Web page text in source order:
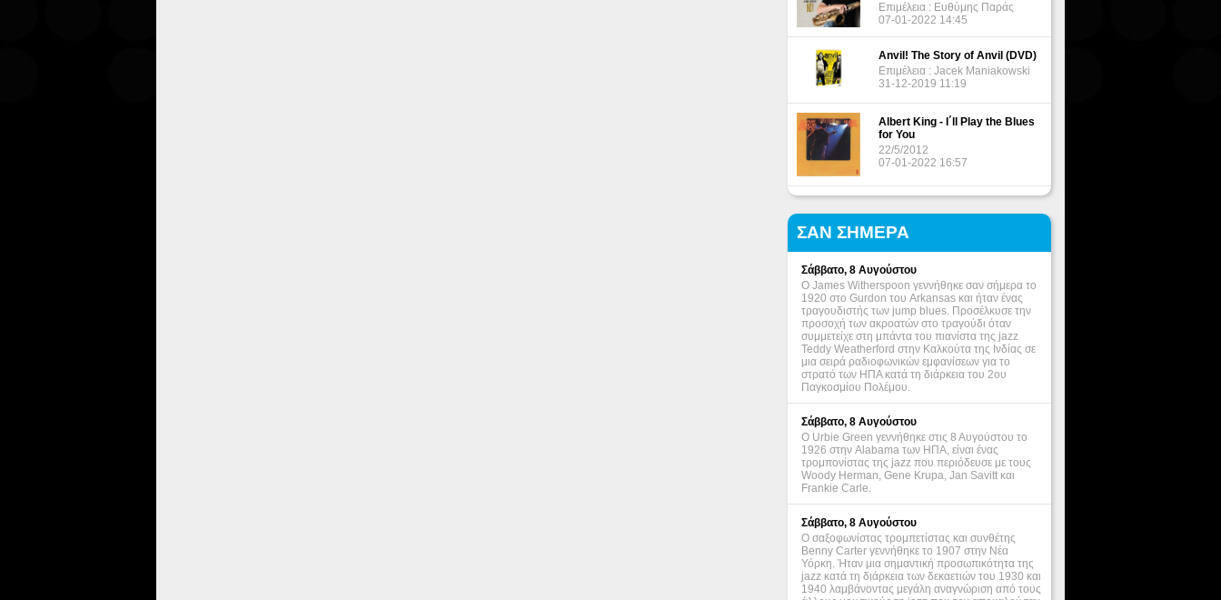
Επιμέλεια : Ευθύμης Παράς
07-01-2022 14:45
Anvil! The Story of Anvil (DVD)
Επιμέλεια : Jacek Maniakowski
31-12-2019 11:19
Albert King - I΄ll Play the Blues
for You
22/5/2012
07-01-2022 16:57
ΣΑΝ ΣΗΜΕΡΑ
Σάββατο, 8 Αυγούστου
Ο James Witherspoon γεννήθηκε σαν σήμερα το
1920 στο Gurdon του Arkansas και ήταν ένας
τραγουδιστής των jump blues. Προσέλκυσε την
προσοχή των ακροατών στο τραγούδι όταν
συμμετείχε στη μπάντα του πιανίστα της jazz
Teddy Weatherford στην Καλκούτα της Ινδίας σε
μια σειρά ραδιοφωνικών εμφανίσεων για το
στρατό των ΗΠΑ κατά τη διάρκεια του 2ου
Παγκοσμίου Πολέμου.
Σάββατο, 8 Αυγούστου
Ο Urbie Green γεννήθηκε στις 8 Αυγούστου το
1926 στην Alabama των ΗΠΑ, είναι ένας
τρομπονίστας της jazz που περιόδευσε με τους
Woody Herman, Gene Krupa, Jan Savitt και
Frankie Carle.
Σάββατο, 8 Αυγούστου
Ο σαξοφωνίστας τρομπετίστας και συνθέτης
Benny Carter γεννήθηκε το 1907 στην Νέα
Υόρκη. Ήταν μια σημαντική προσωπικότητα της
jazz κατά τη διάρκεια των δεκαετιών του 1930 και
1940 λαμβάνοντας μεγάλη αναγνώριση από τους